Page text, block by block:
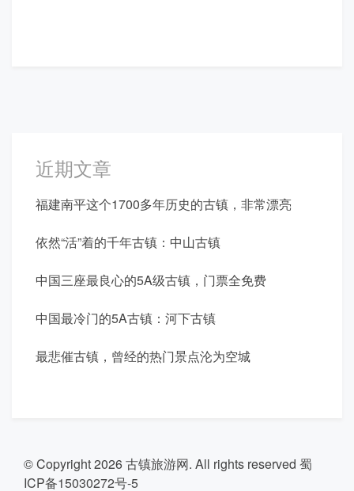
近期文章
福建南平这个1700多年历史的古镇，非常漂亮
依然“活”着的千年古镇：中山古镇
中国三座最良心的5A级古镇，门票全免费
中国最冷门的5A古镇：河下古镇
最悲催古镇，曾经的热门景点沦为空城
© Copyright 2026古镇旅游网. All rights reserved 蜀
ICP备15030272号-5